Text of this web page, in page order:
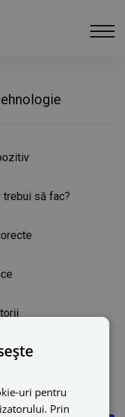
trebui să fac?
uri pentru
Prin